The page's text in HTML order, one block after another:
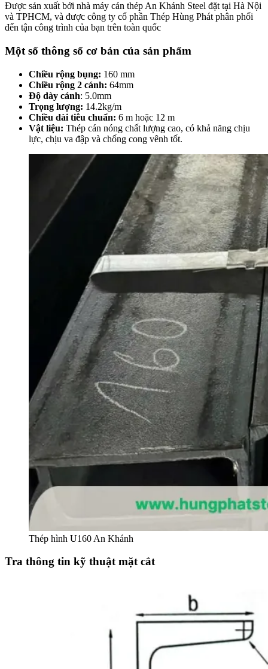
Được sản xuất bởi nhà máy cán thép An Khánh Steel đặt tại Hà Nội
và TPHCM, và được công ty cổ phần Thép Hùng Phát phân phối
đến tận công trình của bạn trên toàn quốc
Một số thông số cơ bản của sản phẩm
Chiều rộng bụng: 160 mm
Chiều rộng 2 cánh: 64mm
Độ dày cánh: 5.0mm
Trọng lượng: 14.2kg/m
Chiều dài tiêu chuẩn: 6 m hoặc 12 m
Vật liệu: Thép cán nóng chất lượng cao, có khả năng chịu
lực, chịu va đập và chống cong vênh tốt.
Thép hình U160 An Khánh
Tra thông tin kỹ thuật mặt cắt